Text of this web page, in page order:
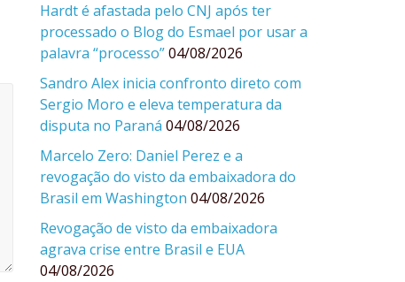
Hardt é afastada pelo CNJ após ter
processado o Blog do Esmael por usar a
palavra “processo”04/08/2026
Sandro Alex inicia confronto direto com
Sergio Moro e eleva temperatura da
disputa no Paraná 04/08/2026
Marcelo Zero: Daniel Perez e a
revogação do visto da embaixadora do
Brasil em Washington 04/08/2026
Revogação de visto da embaixadora
agrava crise entre Brasil e EUA
04/08/2026